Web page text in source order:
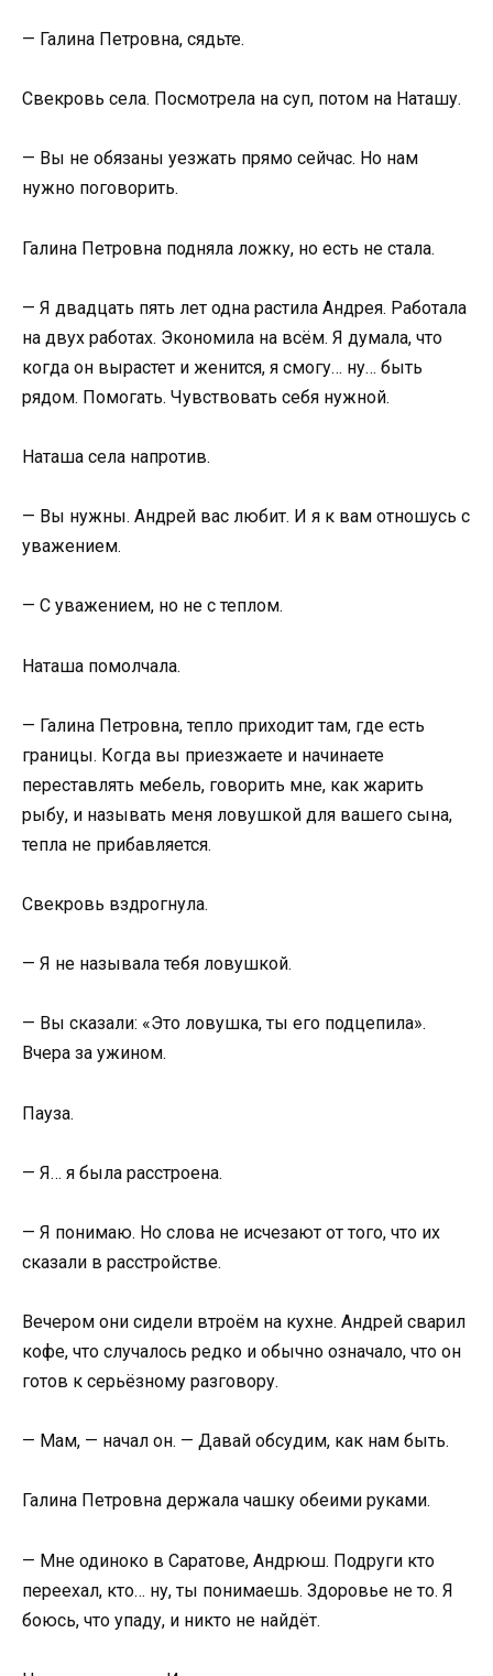
— Галина Петровна, сядьте.
Свекровь села. Посмотрела на суп, потом на Наташу.
— Вы не обязаны уезжать прямо сейчас. Но нам
нужно поговорить.
Галина Петровна подняла ложку, но есть не стала.
— Я двадцать пять лет одна растила Андрея. Работала
на двух работах. Экономила на всём. Я думала, что
когда он вырастет и женится, я смогу… ну… быть
рядом. Помогать. Чувствовать себя нужной.
Наташа села напротив.
— Вы нужны. Андрей вас любит. И я к вам отношусь с
уважением.
— С уважением, но не с теплом.
Наташа помолчала.
— Галина Петровна, тепло приходит там, где есть
границы. Когда вы приезжаете и начинаете
переставлять мебель, говорить мне, как жарить
рыбу, и называть меня ловушкой для вашего сына,
тепла не прибавляется.
Свекровь вздрогнула.
— Я не называла тебя ловушкой.
— Вы сказали: «Это ловушка, ты его подцепила».
Вчера за ужином.
Пауза.
— Я… я была расстроена.
— Я понимаю. Но слова не исчезают от того, что их
сказали в расстройстве.
Вечером они сидели втроём на кухне. Андрей сварил
кофе, что случалось редко и обычно означало, что он
готов к серьёзному разговору.
— Мам, — начал он. — Давай обсудим, как нам быть.
Галина Петровна держала чашку обеими руками.
— Мне одиноко в Саратове, Андрюш. Подруги кто
переехал, кто… ну, ты понимаешь. Здоровье не то. Я
боюсь, что упаду, и никто не найдёт.